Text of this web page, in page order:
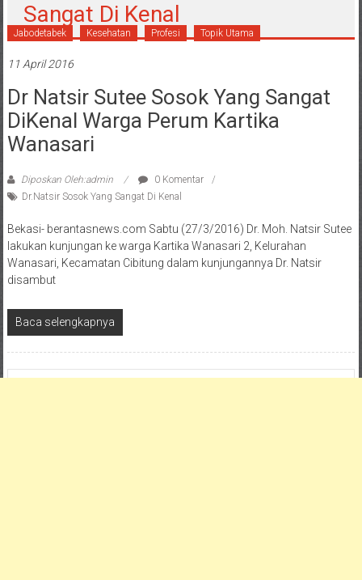
Sangat Di Kenal
Jabodetabek Kesehatan Profesi Topik Utama
11 April 2016
Dr Natsir Sutee Sosok Yang Sangat
DiKenal Warga Perum Kartika
Wanasari
Diposkan Oleh:admin
0 Komentar
Dr.Natsir Sosok Yang Sangat Di Kenal
Bekasi- berantasnews.com Sabtu (27/3/2016) Dr. Moh. Natsir Sutee
lakukan kunjungan ke warga Kartika Wanasari 2, Kelurahan
Wanasari, Kecamatan Cibitung dalam kunjungannya Dr. Natsir
disambut
Baca selengkapnya